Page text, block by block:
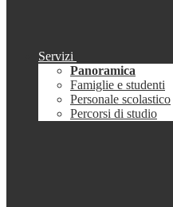
Servizi
Panoramica
Famiglie e studenti
Personale scolastico
Percorsi di studio